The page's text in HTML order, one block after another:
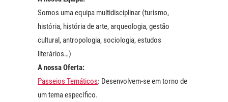
Somos uma equipa multidisciplinar (turismo,
história, história de arte, arqueologia, gestão
cultural, antropologia, sociologia, estudos
literários…)
A nossa Oferta:
Passeios Temáticos: Desenvolvem-se em torno de
um tema específico.